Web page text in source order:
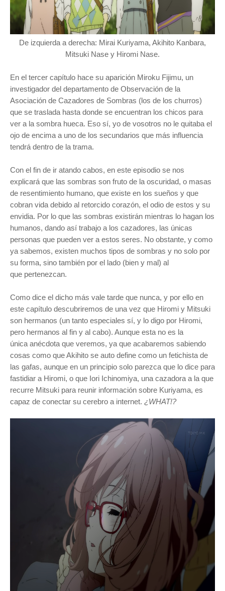
De izquierda a derecha: Mirai Kuriyama, Akihito Kanbara,
Mitsuki Nase y Hiromi Nase.
En el tercer capítulo hace su aparición Miroku Fijimu, un
investigador del departamento de Observación de la
Asociación de Cazadores de Sombras (los de los churros)
que se traslada hasta donde se encuentran los chicos para
ver a la sombra hueca. Eso sí, yo de vosotros no le quitaba el
ojo de encima a uno de los secundarios que más influencia
tendrá dentro de la trama.
Con el fin de ir atando cabos, en este episodio se nos
explicará que las sombras son fruto de la oscuridad, o masas
de resentimiento humano, que existe en los sueños y que
cobran vida debido al retorcido corazón, el odio de estos y su
envidia. Por lo que las sombras existirán mientras lo hagan los
humanos, dando así trabajo a los cazadores, las únicas
personas que pueden ver a estos seres. No obstante, y como
ya sabemos, existen muchos tipos de sombras y no solo por
su forma, sino también por el lado (bien y mal) al
que pertenezcan.
Como dice el dicho más vale tarde que nunca, y por ello en
este capítulo descubriremos de una vez que Hiromi y Mitsuki
son hermanos (un tanto especiales sí, y lo digo por Hiromi,
pero hermanos al fin y al cabo). Aunque esta no es la
única anécdota que veremos, ya que acabaremos sabiendo
cosas como que Akihito se auto define como un fetichista de
las gafas, aunque en un principio solo parezca que lo dice para
fastidiar a Hiromi, o que Iori Ichinomiya, una cazadora a la que
recurre Mitsuki para reunir información sobre Kuriyama, es
capaz de conectar su cerebro a internet. ¿WHAT!?